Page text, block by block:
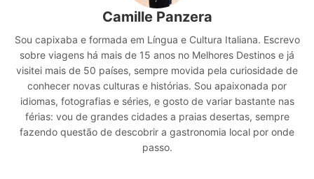
Camille Panzera
Sou capixaba e formada em Língua e Cultura Italiana. Escrevo
sobre viagens há mais de 15 anos no Melhores Destinos e já
visitei mais de 50 países, sempre movida pela curiosidade de
conhecer novas culturas e histórias. Sou apaixonada por
idiomas, fotografias e séries, e gosto de variar bastante nas
férias: vou de grandes cidades a praias desertas, sempre
fazendo questão de descobrir a gastronomia local por onde
passo.